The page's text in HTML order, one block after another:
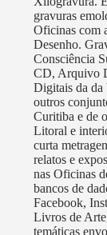
gravuras
Oficinas com
Desenho.
Consciência
CD, Arquivo
Digitais da da
outros
Curitiba e de
Litoral e
curta
relatos e
nas Oficinas
bancos de
Facebook,
Livros de
temáticas